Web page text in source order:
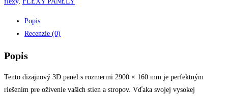
Popis
Recenzie (0)
Popis
Tento dizajnový 3D panel s rozmermi 2900 × 160 mm je perfektným
riešením pre oživenie vašich stien a stropov. Vďaka svojej vysokej